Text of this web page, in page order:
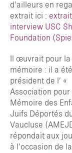
d’ailleurs en
extrait ici :
interview USC
Foundation
Il œuvrait pour la
mémoire : il a
président de l’ «
Association pour
Mémoire des
Juifs Déportés
Vaucluse
répondait aux
à l’occasion de